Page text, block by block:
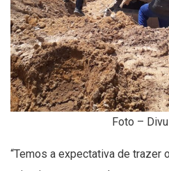
Foto –
“Temos a expectativa de trazer